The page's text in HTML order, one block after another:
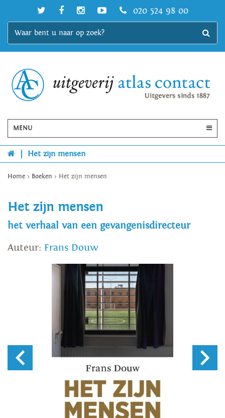
020 524 98 00
MENU
Het zijn mensen
Home > Boeken > Het zijn mensen
Het zijn mensen
het verhaal van een gevangenisdirecteur
Auteur: Frans Douw